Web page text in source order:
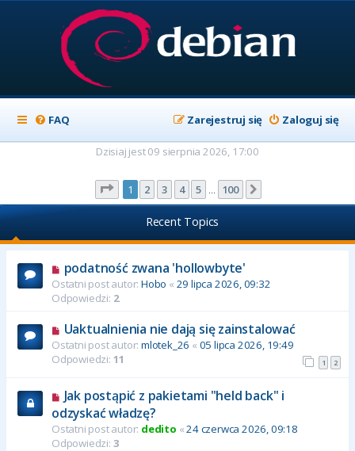
FAQ Zaloguj się
Zarejestruj się
Dzisiaj jest 09 sierpnia 2026, 17:00
Strona z100
1 2 3 4 5 100
Recent Topics
podatność zwana 'hollowbyte'
Ostatni post autor: Hobo « 29 lipca 2026, 09:32
Odpowiedzi: 2
Uaktualnienia nie dają się zainstalować
Ostatni post autor: mlotek_26 « 05 lipca 2026, 19:49
Odpowiedzi: 11 1 2
Jak postąpić z pakietami "held back" i
odzyskać władzę?
Ostatni post autor: dedito «24 czerwca 2026, 09:18
Odpowiedzi: 3